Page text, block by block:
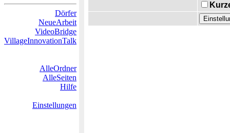
Dörfer
NeueArbeit
VideoBridge
VillageInnovationTalk
AlleOrdner
AlleSeiten
Hilfe
Einstellungen